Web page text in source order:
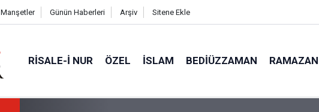
Manşetler Günün Haberleri Arşiv Sitene Ekle
RISALE-I NUR ÖZEL İSLAM BEDIÜZZAMAN RAMAZAN